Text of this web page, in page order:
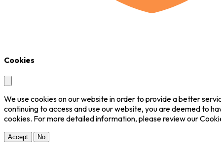
Cookies
We use cookies on our website in order to provide a better
continuing to access and use our website, you are deemed to
cookies. For more detailed information, please review our
Accept No